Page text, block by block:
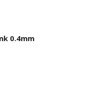
0.4mm